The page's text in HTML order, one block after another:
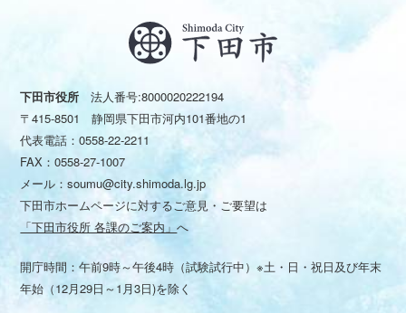
下田市役所 法人番号:8000020222194
〒415-8501 静岡県下田市河内101番地の1
代表電話：0558-22-2211
FAX：0558-27-1007
メール：soumu@city.shimoda.lg.jp
下田市ホームページに対するご意見・ご要望は
「下田市役所 各課のご案内」へ
開庁時間：午前9時～午後4時（試験試行中）※土・日・祝日及び年末
年始（12月29日～1月3日)を除く